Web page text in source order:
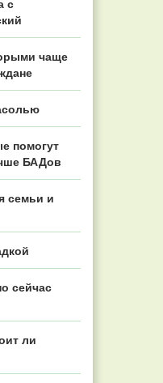
с
чаще
помогут
БАДов
семьи и
сейчас
ли